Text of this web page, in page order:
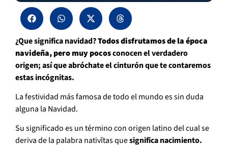
¿Que significa navidad?Todos disfrutamos de la época
navideña, pero muy pocosconocen el verdadero
origen; así que abróchate el cinturón que te contaremos
estas incógnitas.
La festividad más famosa de todo el mundo es sin duda
alguna la Navidad.
Su significado es un término con origen latino del cual se
deriva de la palabra nativĭtas quesignifica nacimiento.